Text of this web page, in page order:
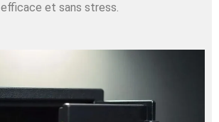
efficace et sans stress.